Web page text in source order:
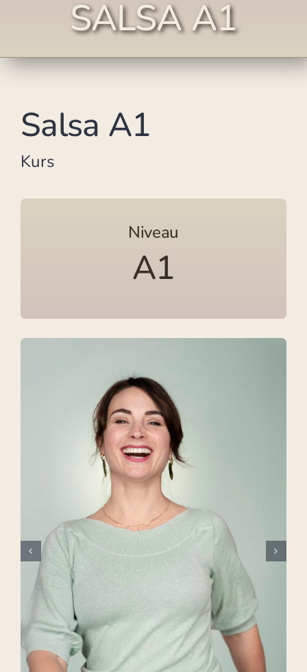
SALSA A1
Salsa A1
Kurs
Niveau
A1